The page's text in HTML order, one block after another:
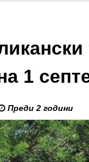
1
Преди 2 години